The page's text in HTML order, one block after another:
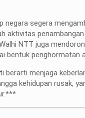
negara segera
aktivitas
NTT juga
bentuk penghormatan
berarti menjaga
kehidupan rusak,